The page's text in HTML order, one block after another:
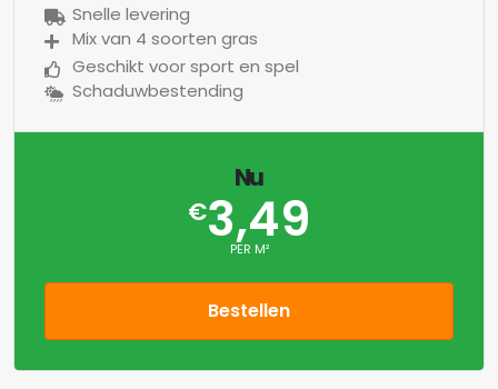
Snelle levering
Mix van 4 soorten gras
Geschikt voor sport en spel
Schaduwbestending
Nu
€3,49
PER M²
Bestellen